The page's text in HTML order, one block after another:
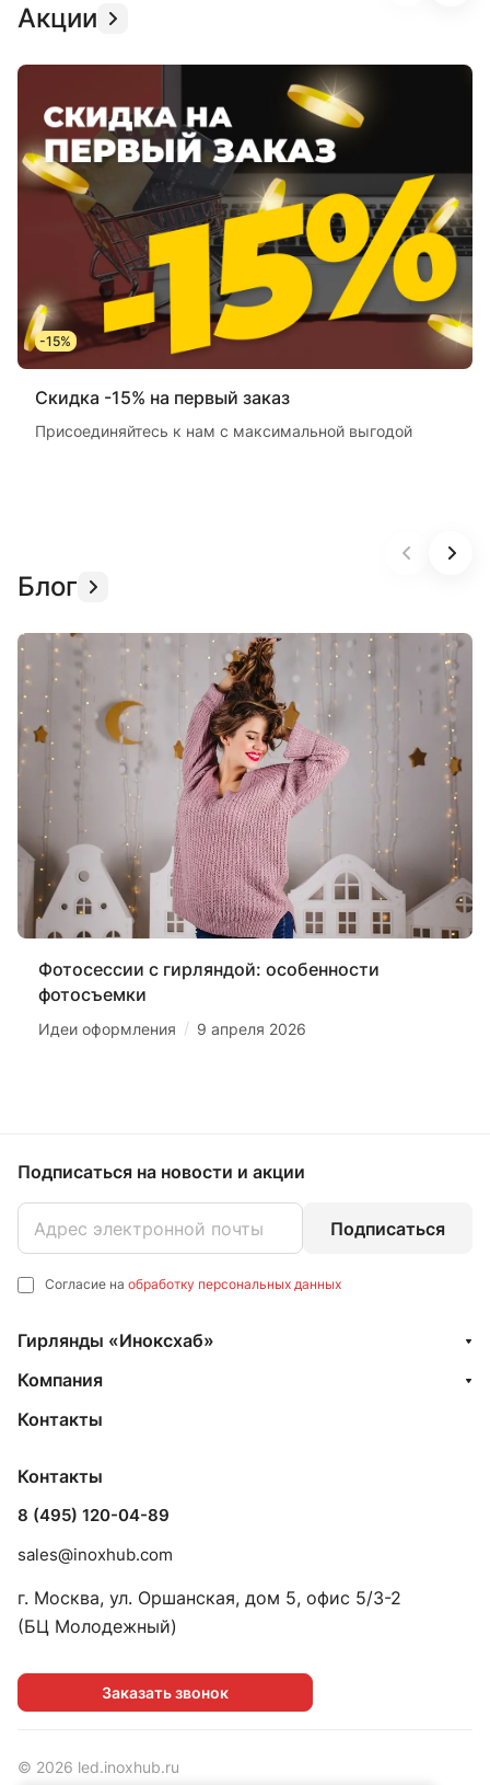
Акции
-15%
Скидка -15% на первый заказ
Присоединяйтесь к нам с максимальной выгодой
Блог
Фотосессии с гирляндой: особенности
фотосъемки
Идеи оформления / 9 апреля 2026
Подписаться на новости и акции
Подписаться
Согласие на обработку персональных данных
Гирлянды «Иноксхаб»
Компания
Контакты
Контакты
8 (495) 120-04-89
sales@inoxhub.com
г. Москва, ул. Оршанская, дом 5, офис 5/3-2
(БЦ Молодежный)
Заказать звонок
© 2026 led.inoxhub.ru